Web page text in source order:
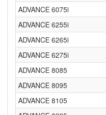
ADVANCE 6075i
ADVANCE 6255i
ADVANCE 6265i
ADVANCE 6275i
ADVANCE 8085
ADVANCE 8095
ADVANCE 8105